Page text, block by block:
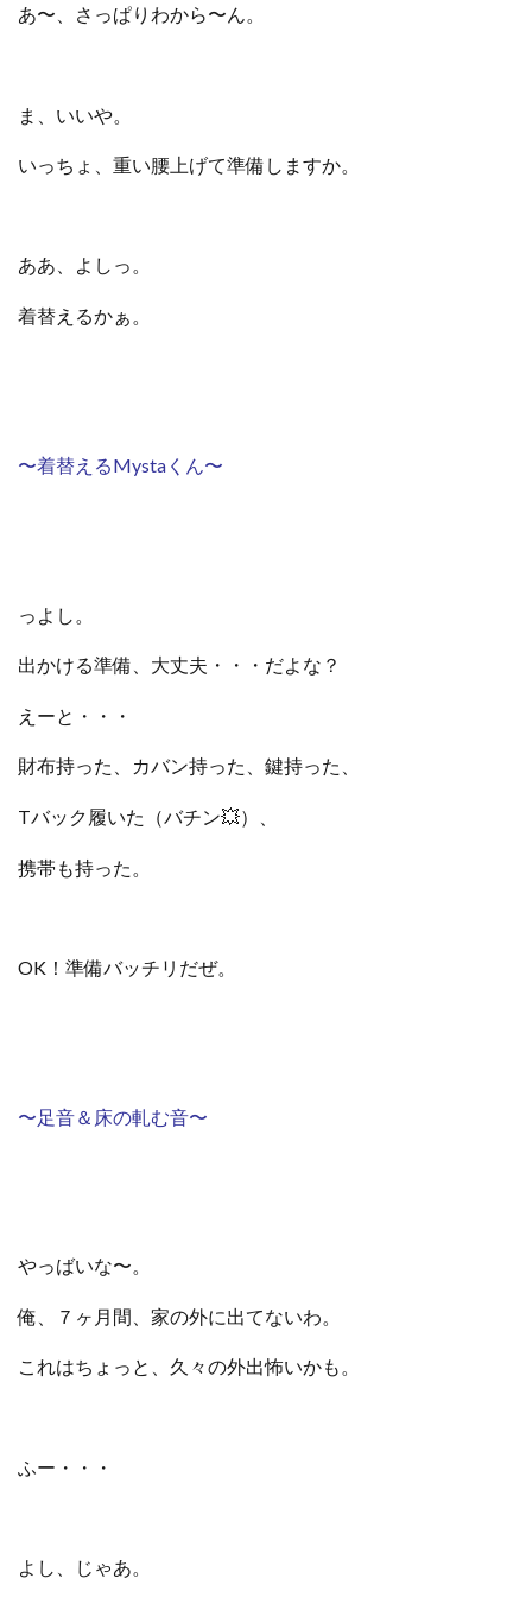
あ〜、さっぱりわから〜ん。
ま、いいや。
いっちょ、重い腰上げて準備しますか。
ああ、よしっ。
着替えるかぁ。
〜着替えるMystaくん〜
っよし。
出かける準備、大丈夫・・・だよな？
えーと・・・
財布持った、カバン持った、鍵持った、
Tバック履いた（バチン💥）、
携帯も持った。
OK！準備バッチリだぜ。
〜足音＆床の軋む音〜
やっばいな〜。
俺、７ヶ月間、家の外に出てないわ。
これはちょっと、久々の外出怖いかも。
ふー・・・
よし、じゃあ。